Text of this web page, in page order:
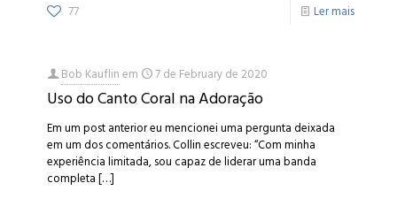
77 Ler mais
Bob Kauflinem 7 de February de 2020
Uso do Canto Coral na Adoração
Em um post anterior eu mencionei uma pergunta deixada
em um dos comentários. Collin escreveu: “Com minha
experiência limitada, sou capaz de liderar uma banda
completa[…]